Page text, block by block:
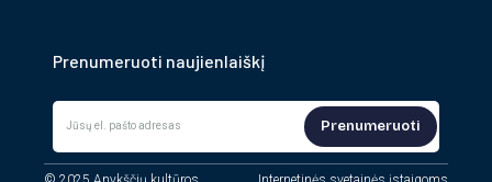
Prenumeruoti naujienlaiškį
Prenumeruoti